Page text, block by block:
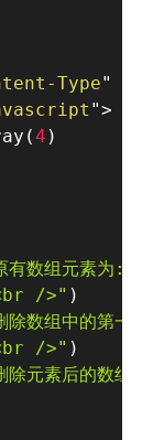
Type"
">
(4 )
有数组元素为:"
/>" )
除数组中的第
/>" )
除元素后的数